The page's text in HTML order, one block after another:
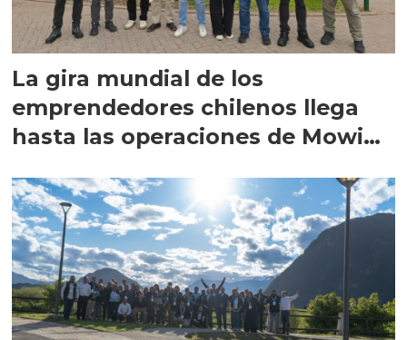
La gira mundial de los
emprendedores chilenos llega
hasta las operaciones de Mowi